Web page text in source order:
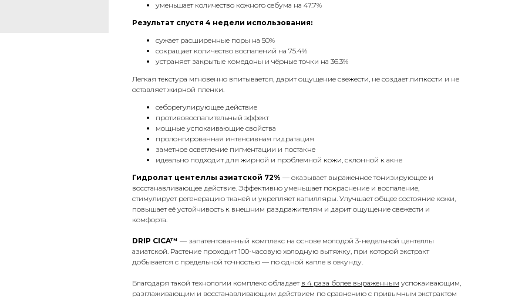
уменьшает количество кожного себума на 47.7%
Результат спустя 4 недели использования:
сужает расширенные поры на 50%
сокращает количество воспалений на 75.4%
устраняет закрытые комедоны и чёрные точки на 36.3%
Легкая текстура мгновенно впитывается, дарит ощущение свежести, не создает липкости и не
оставляет жирной пленки.
себорегулирующее действие
противовоспалительный эффект
мощные успокаивающие свойства
пролонгированная интенсивная гидратация
заметное осветление пигментации и постакне
идеально подходит для жирной и проблемной кожи, склонной к акне
Гидролат центеллы азиатской 72% — оказывает выраженное тонизирующее и
восстанавливающее действие. Эффективно уменьшает покраснение и воспаление,
стимулирует регенерацию тканей и укрепляет капилляры. Улучшает общее состояние кожи,
повышает её устойчивость к внешним раздражителям и дарит ощущение свежести и
комфорта.
DRIP CICA™ — запатентованный комплекс на основе молодой 3-недельной центеллы
азиатской. Растение проходит 100-часовую холодную вытяжку, при которой экстракт
добывается с предельной точностью — по одной капле в секунду.
Благодаря такой технологии комплекс обладает в 4 раза более выраженным успокаивающим,
разглаживающим и восстанавливающим действием по сравнению с привычным экстрактом